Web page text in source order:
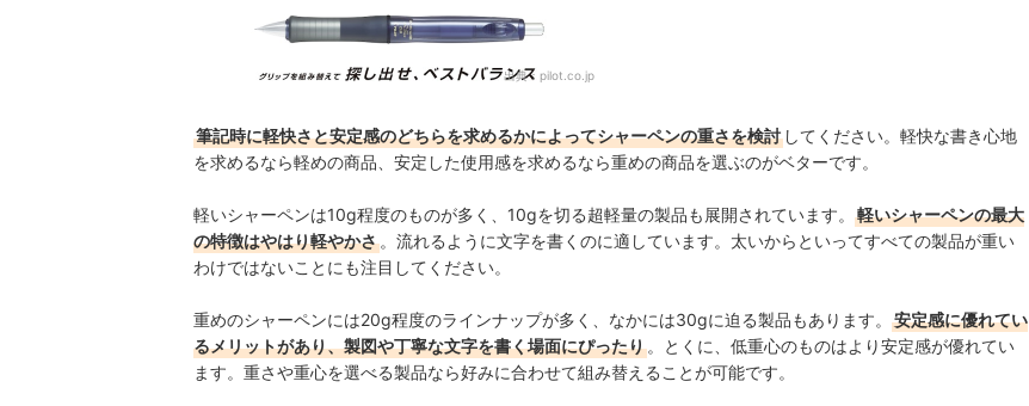
出典： pilot.co.jp
筆記時に軽快さと安定感のどちらを求めるかによってシャーペンの重さを検討 してください。軽快な書き心地
を求めるなら軽めの商品、安定した使用感を求めるなら重めの商品を選ぶのがベターです。
軽いシャーペンは10g程度のものが多く、10gを切る超軽量の製品も展開されています。
軽いシャーペンの最大
の特徴はやはり軽やかさ 。流れるように文字を書くのに適しています。太いからといってすべての製品が重い
わけではないことにも注目してください。
重めのシャーペンには20g程度のラインナップが多く、なかには30gに迫る製品もあります。
安定感に優れてい
るメリットがあり、製図や丁寧な文字を書く場面にぴったり 。とくに、低重心のものはより安定感が優れてい
ます。重さや重心を選べる製品なら好みに合わせて組み替えることが可能です。